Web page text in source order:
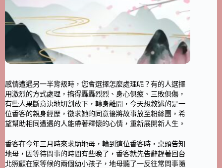
感情遭遇另一半背叛時，您會選擇怎麼處理呢？有的人選擇
用激烈的方式處理，搞得轟轟烈烈、身心俱疲、三敗俱傷，
有些人果斷意決地切割放下，轉身離開，今天想敘述的是一
位香客的親身經歷，徵求她的同意後將故事放至粉絲團，希
望幫助相同遭遇的人能帶著釋懷的心情，重新展開新人生。
香客在今年三月時來求助地母，輪到這位香客時，桌頭告知
地母，因等待問事的時間有些晚了，香客就先告辭趕著回台
北照顧在家等候的兩個幼小孩子，地母聽了一反往常問事隨